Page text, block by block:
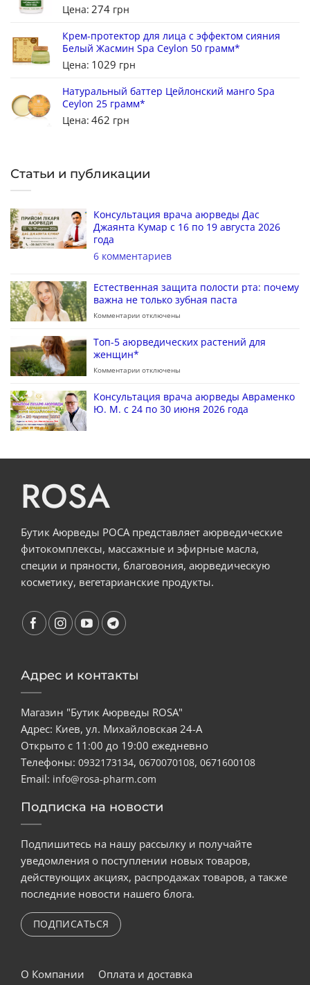
Цена: 274 грн
Крем-протектор для лица с эффектом сияния
Белый Жасмин Spa Ceylon 50 грамм*
Цена: 1029 грн
Натуральный баттер Цейлонский манго Spa
Ceylon 25 грамм*
Цена: 462 грн
Статьи и публикации
Консультация врача аюрведы Дас
Джаянта Кумар с 16 по 19 августа 2026
года
6 комментариев
Естественная защита полости рта: почему
важна не только зубная паста
Комментарии отключены
Топ-5 аюрведических растений для
женщин*
Комментарии отключены
Консультация врача аюрведы Авраменко
Ю. М. с 24 по 30 июня 2026 года
ROSA
Бутик Аюрведы РОСА представляет аюрведические
фитокомплексы, массажные и эфирные масла,
специи и пряности, благовония, аюрведическую
косметику, вегетарианские продукты.
Адрес и контакты
Магазин "Бутик Аюрведы ROSA"
Адрес: Киев, ул. Михайловская 24-А
Открыто с 11:00 до 19:00 ежедневно
Телефоны: 0932173134, 0670070108, 0671600108
Email: info@rosa-pharm.com
Подписка на новости
Подпишитесь на нашу рассылку и получайте
уведомления о поступлении новых товаров,
действующих акциях, распродажах товаров, а также
последние новости нашего блога.
ПОДПИСАТЬСЯ
О Компании Оплата и доставка